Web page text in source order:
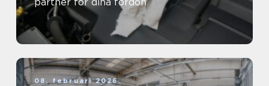
partner för dina fordon
08. februari 2026